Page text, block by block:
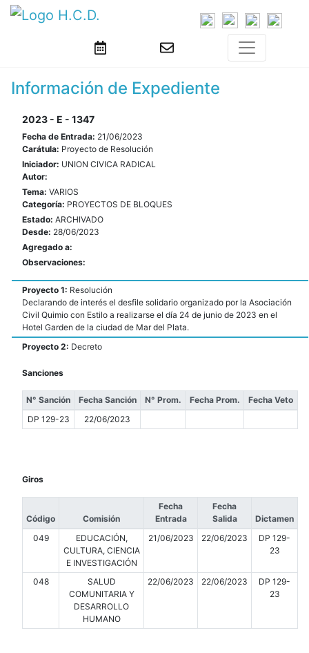
Información de Expediente
2023 - E - 1347
Fecha de Entrada: 21/06/2023
Carátula: Proyecto de Resolución
Iniciador: UNION CIVICA RADICAL
Autor:
Tema: VARIOS
Categoría: PROYECTOS DE BLOQUES
Estado: ARCHIVADO
Desde: 28/06/2023
Agregado a:
Observaciones:
Proyecto 1: Resolución
Declarando de interés el desfile solidario organizado por la Asociación
Civil Quimio con Estilo a realizarse el día 24 de junio de 2023 en el
Hotel Garden de la ciudad de Mar del Plata.
Proyecto 2: Decreto
Sanciones
N° Sanción Fecha Sanción N° Prom. Fecha Prom.
Fecha Veto
DP 129-23
22/06/2023
Giros
Código Comisión
Fecha
Entrada
Fecha
Salida
Dictamen
049
EDUCACIÓN,
CULTURA, CIENCIA
E INVESTIGACIÓN
21/06/2023 22/06/2023
DP 129-
23
048
SALUD
COMUNITARIA Y
DESARROLLO
HUMANO
22/06/2023 22/06/2023
DP 129-
23